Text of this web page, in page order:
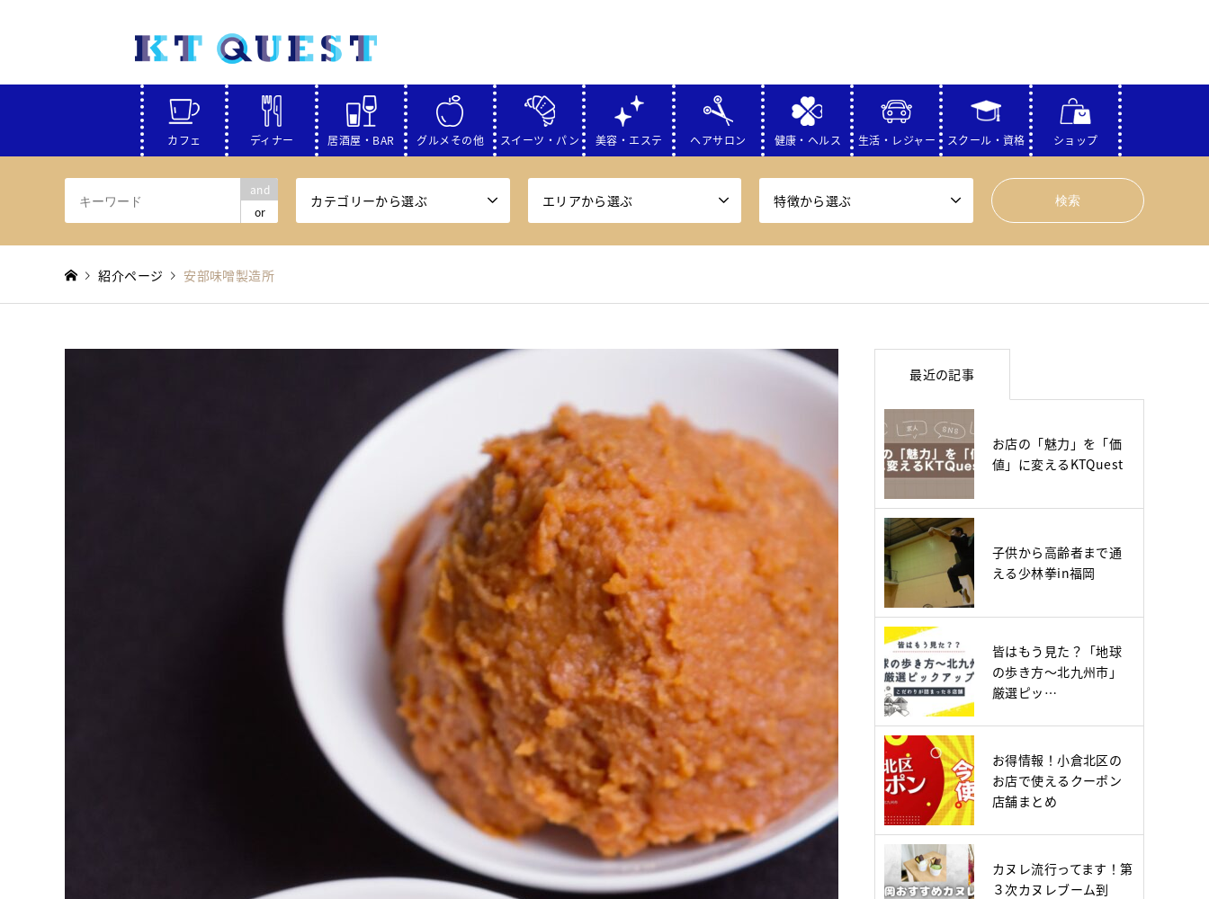
カフェ ディナー 居酒屋・BAR グルメその他 スイーツ・パン 美容・エステ ヘアサロン 健康・ヘルス 生活・レジャー スクール・資格 ショップ
and
or
カテゴリーから選ぶ エリアから選ぶ 特徴から選ぶ
紹介ページ 安部味噌製造所
最近の記事
お店の「魅力」を「価
値」に変えるKTQuest
子供から高齢者まで通
える少林拳in福岡
皆はもう見た？「地球
の歩き方～北九州市」
厳選ピッ…
お得情報！小倉北区の
お店で使えるクーポン
店舗まとめ
カヌレ流行ってます！第
３次カヌレブーム到